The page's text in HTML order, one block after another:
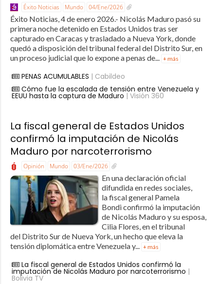
Éxito Noticias Mundo 04/Ene/2026
Éxito Noticias, 4 de enero 2026.- Nicolás Maduro pasó su
primera noche detenido en Estados Unidos tras ser
capturado en Caracas y trasladado a Nueva York, donde
quedó a disposición del tribunal federal del Distrito Sur, en
un proceso judicial que lo expone a penas de... + más
PENAS ACUMULABLES | Cabildeo
Cómo fue la escalada de tensión entre Venezuela y
EEUU hasta la captura de Maduro | Visión 360
La fiscal general de Estados Unidos
confirmó la imputación de Nicolás
Maduro por narcoterrorismo
Opinión Mundo 03/Ene/2026
En una declaración oficial
difundida en redes sociales,
la fiscal general Pamela
Bondi confirmó la imputación
de Nicolás Maduro y su esposa,
Cilia Flores, en el tribunal
del Distrito Sur de Nueva York, un hecho que eleva la
tensión diplomática entre Venezuela y... + más
La fiscal general de Estados Unidos confirmó la
imputación de Nicolás Maduro por narcoterrorismo |
Bolivia TV